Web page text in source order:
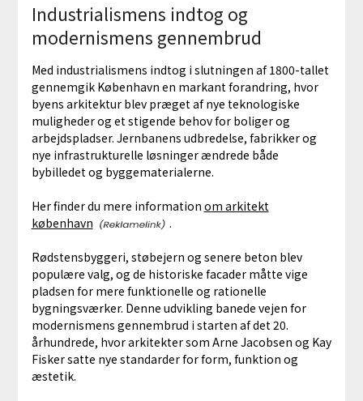
Industrialismens indtog og
modernismens gennembrud
Med industrialismens indtog i slutningen af 1800-tallet
gennemgik København en markant forandring, hvor
byens arkitektur blev præget af nye teknologiske
muligheder og et stigende behov for boliger og
arbejdspladser. Jernbanens udbredelse, fabrikker og
nye infrastrukturelle løsninger ændrede både
bybilledet og byggematerialerne.
Her finder du mere information om arkitekt
københavn
.
Rødstensbyggeri, støbejern og senere beton blev
populære valg, og de historiske facader måtte vige
pladsen for mere funktionelle og rationelle
bygningsværker. Denne udvikling banede vejen for
modernismens gennembrud i starten af det 20.
århundrede, hvor arkitekter som Arne Jacobsen og Kay
Fisker satte nye standarder for form, funktion og
æstetik.